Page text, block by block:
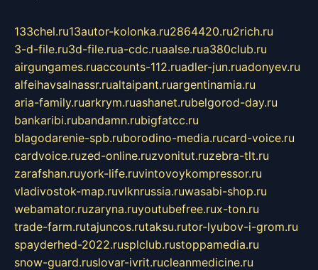
133chel.ru13autor-kolonka.ru2864420.ru2rich.ru
3-d-file.ru3d-file.rua-cdc.ruaalse.rua380club.ru
airgungames.ruaccounts-112.ruadler-jun.ruadonyev.ru
alfeihavsalnassr.rualtaipant.ruargentinamia.ru
aria-family.ruarkrym.ruashanet.rubelgorod-day.ru
bankaribi.rubandamn.rubigfatcc.ru
blagodarenie-spb.ruborodino-media.rucard-voice.ru
cardvoice.ruzed-online.ruzvonitut.ruzebra-tlt.ru
zarafshan.ruyork-life.ruvintovoykompressor.ru
vladivostok-map.ruvlknrussia.ruwasabi-shop.ru
webamator.ruzaryna.ruyoutubefree.rux-ton.ru
trade-farm.rutajuncos.rutaksu.rutor-lyubov-i-grom.ru
spayderhed-2022.rusplclub.rustoppamedia.ru
snow-guard.ruslovar-ivrit.rucleanmedicine.ru